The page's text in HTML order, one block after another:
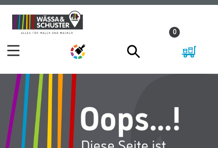
Zum
Inhalt
Zum
Navigationsmenü
0